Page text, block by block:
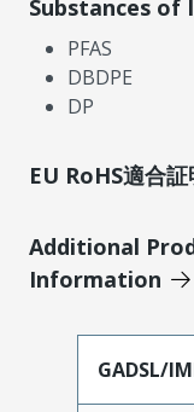
Substances of
PFAS
DBDPE
DP
EU RoHS適合証
Additional
Information
GADSL/